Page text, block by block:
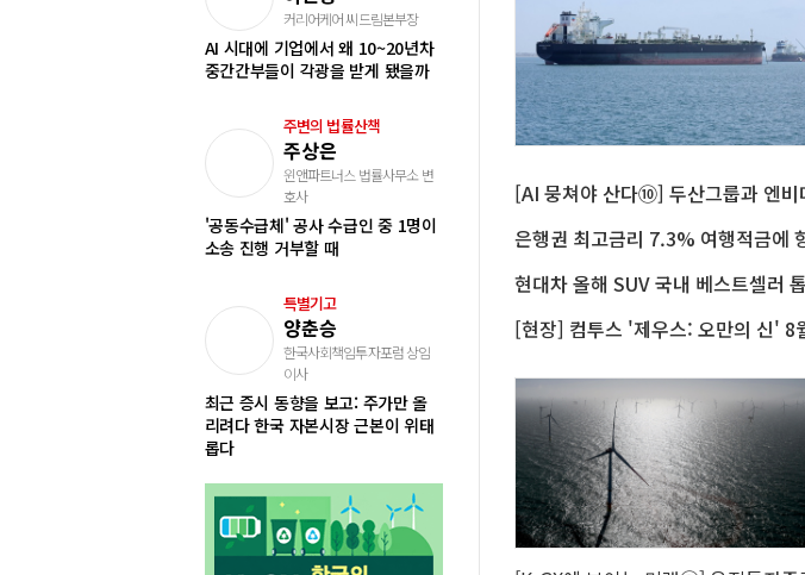
커리어케어 씨드림본부장
AI 시대에 기업에서 왜 10~20년차
중간간부들이 각광을 받게 됐을까
주변의 법률산책
주상은
윈앤파트너스 법률사무소 변
호사
'공동수급체' 공사 수급인 중 1명이
소송 진행 거부할 때
특별기고
양춘승
한국사회책임투자포럼 상임
이사
최근 증시 동향을 보고: 주가만 올
리려다 한국 자본시장 근본이 위태
롭다